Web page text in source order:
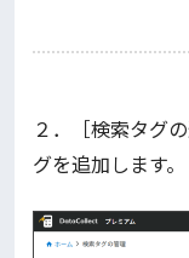
２．［検索タグ
グを追加します。